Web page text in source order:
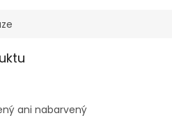
ani nabarvený